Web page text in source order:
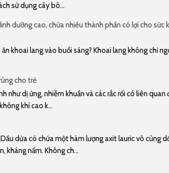
sử dụng cây bô...
dưỡng cao, chứa nhiều thành phần có lợi cho sức
khoai lang vào buổi sáng? Khoai lang không chỉ
cho trẻ
như dị ứng, nhiễm khuẩn và các rắc rối có liên quan
khí cao k...
dừa có chứa một hàm lượng axit lauric vô cùng
kháng nấm. Không ch...